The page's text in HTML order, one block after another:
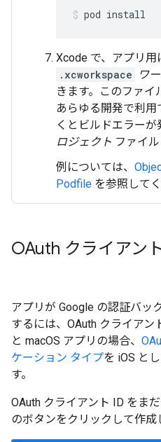
pod install
Xcode で、アプリ用
.xcworkspace
ワ
きます。このファイ
あらゆる開発で利
くとビルドエラーが
ロジェクト ファイ
例については、
Podfile を参照してく
OAuth クライアン
アプリが Google の認証バッ
するには、OAuth クライアン
と macOS アプリの場合、
ケーション タイプを iOS と
す。
OAuth クライアント ID をま
のボタンをクリックして作成